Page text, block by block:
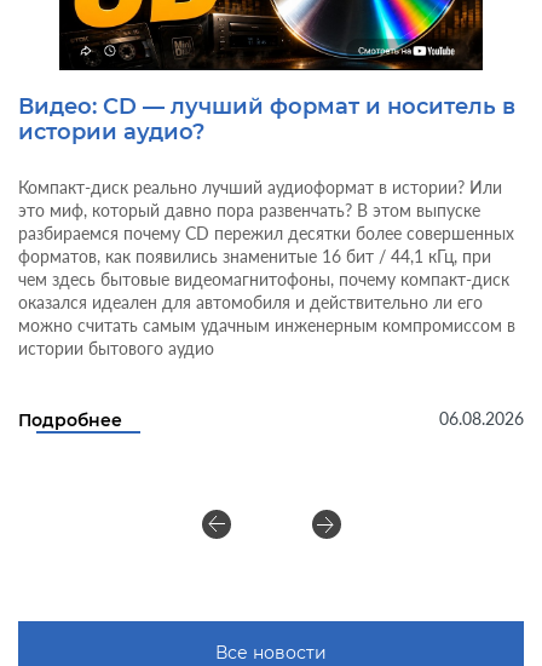
Видео: CD — лучший формат и носитель в
истории аудио?
Компакт-диск реально лучший аудиоформат в истории? Или
это миф, который давно пора развенчать? В этом выпуске
разбираемся почему CD пережил десятки более совершенных
форматов, как появились знаменитые 16 бит / 44,1 кГц, при
чем здесь бытовые видеомагнитофоны, почему компакт-диск
оказался идеален для автомобиля и действительно ли его
можно считать самым удачным инженерным компромиссом в
истории бытового аудио
Подробнее 06.08.2026
Все новости